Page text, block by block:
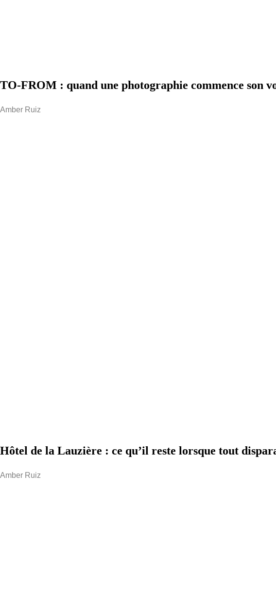
TO-FROM : quand une photographie commence son
Amber Ruiz
Hôtel de la Lauzière : ce qu’il reste lorsque tout
Amber Ruiz